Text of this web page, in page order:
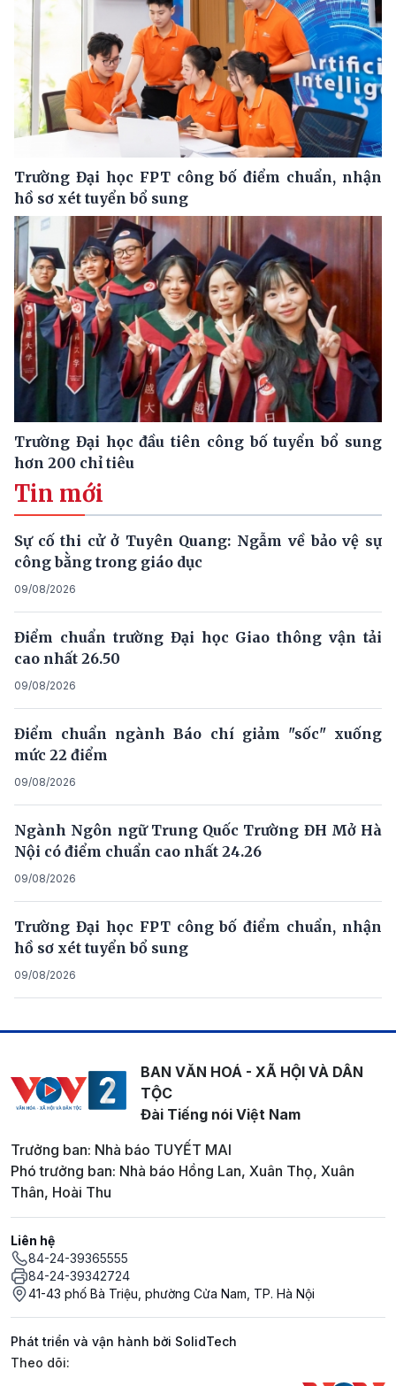
Trường Đại học FPT công bố điểm chuẩn, nhận
hồ sơ xét tuyển bổ sung
Trường Đại học đầu tiên công bố tuyển bổ sung
hơn 200 chỉ tiêu
Tin mới
Sự cố thi cử ở Tuyên Quang: Ngẫm về bảo vệ sự
công bằng trong giáo dục
09/08/2026
Điểm chuẩn trường Đại học Giao thông vận tải
cao nhất 26.50
09/08/2026
Điểm chuẩn ngành Báo chí giảm "sốc" xuống
mức 22 điểm
09/08/2026
Ngành Ngôn ngữ Trung Quốc Trường ĐH Mở Hà
Nội có điểm chuẩn cao nhất 24.26
09/08/2026
Trường Đại học FPT công bố điểm chuẩn, nhận
hồ sơ xét tuyển bổ sung
09/08/2026
BAN VĂN HOÁ - XÃ HỘI VÀ DÂN
TỘC
Đài Tiếng nói Việt Nam
Trưởng ban: Nhà báo TUYẾT MAI
Phó trưởng ban: Nhà báo Hồng Lan, Xuân Thọ, Xuân
Thân, Hoài Thu
Liên hệ
84-24-39365555
84-24-39342724
41-43 phố Bà Triệu, phường Cửa Nam, TP. Hà Nội
Phát triển và vận hành bởi SolidTech
Mạng xã hội
Theo dõi: